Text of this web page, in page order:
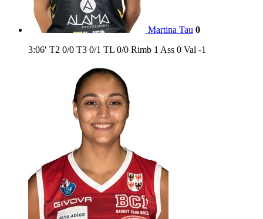
Martina Tau 0
3:06′ T2 0/0 T3 0/1 TL 0/0 Rimb 1 Ass 0 Val -1